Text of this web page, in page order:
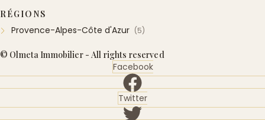
RÉGIONS
Provence-Alpes-Côte d'Azur (5)
© Olmeta Immobilier - All rights reserved
Facebook
Twitter